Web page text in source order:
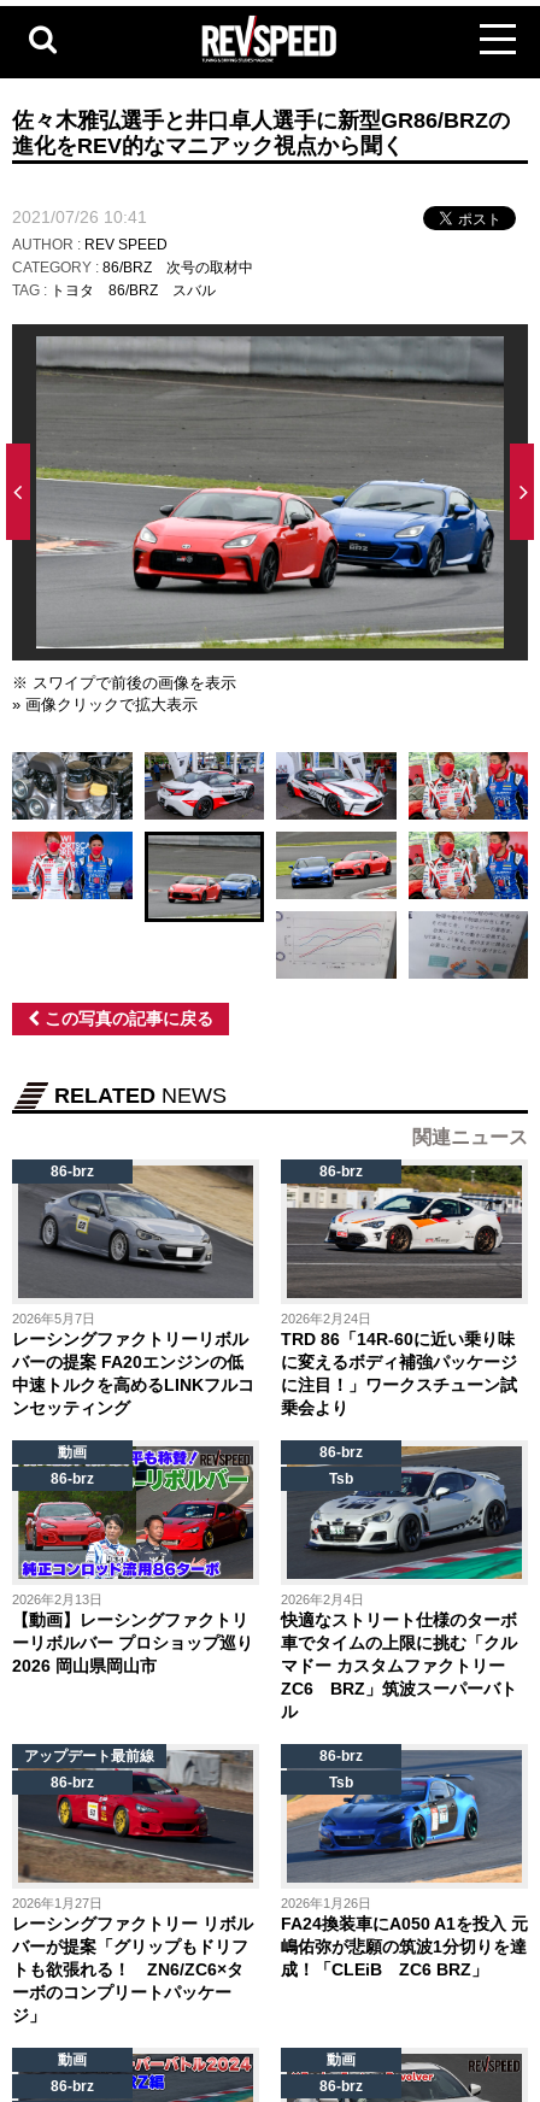
佐々木雅弘選手と井口卓人選手に新型GR86/BRZの
進化をREV的なマニアック視点から聞く
2021/07/26 10:41
AUTHOR : REV SPEED
CATEGORY : 86/BRZ
次号の取材中
TAG : トヨタ 86/BRZ スバル
※ スワイプで前後の画像を表示
» 画像クリックで拡大表示
この写真の記事に戻る
RELATED NEWS
関連ニュース
2026年5月7日
レーシングファクトリーリボル
バーの提案 FA20エンジンの低
中速トルクを高めるLINKフルコ
ンセッティング
86-brz
2026年2月24日
TRD 86「14R-60に近い乗り味
に変えるボディ補強パッケージ
に注目！」ワークスチューン試
乗会より
86-brz
2026年2月13日
【動画】レーシングファクトリ
ーリボルバー プロショップ巡り
2026 岡山県岡山市
動画
86-brz
2026年2月4日
快適なストリート仕様のターボ
車でタイムの上限に挑む「クル
マドー カスタムファクトリー
ZC6 BRZ」筑波スーパーバト
ル
86-brz
Tsb
2026年1月27日
レーシングファクトリー リボル
バーが提案「グリップもドリフ
トも欲張れる！ ZN6/ZC6×タ
ーボのコンプリートパッケー
ジ」
アップデート最前線
86-brz
2026年1月26日
FA24換装車にA050 A1を投入 元
嶋佑弥が悲願の筑波1分切りを達
成！「CLEiB ZC6 BRZ」
86-brz
Tsb
動画
86-brz
動画
86-brz